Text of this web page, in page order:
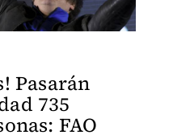
Pasarán
735
FAO